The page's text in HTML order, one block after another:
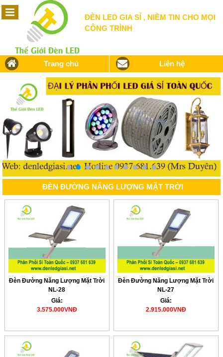
ĐÈN LED GIA SỈ , NIỀM TIN CHO MỌI
CÔNG TRÌNH
Trang chủ Liên hệ
ĐÈN ĐƯỜNG NĂNG LƯỢNG MẶT TRỜI
Đèn Đường Năng Lượng Mặt Trời
NL-28
Giá:
3.575.000VNĐ
Đèn Đường Năng Lượng Mặt Trời
NL-27
Giá:
2.915.000VNĐ